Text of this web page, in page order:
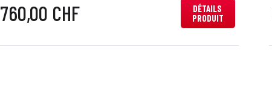
760,00 CHF
DÉTAILS
PRODUIT